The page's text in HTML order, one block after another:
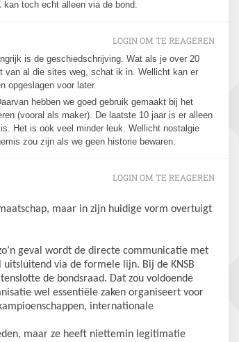
kan toch echt alleen via de bond.
is de geschiedschrijving. Wat als je over 20
van al die sites weg, schat ik in. Wellicht kan er
opgeslagen voor later.
hebben we goed gebruik gemaakt bij het
(vooral als maker). De laatste 10 jaar is er alleen
Het is ook veel minder leuk. Wellicht nostalgie
zou zijn als we geen historie bewaren.
LOGIN OM TE REAGEREN
maar in zijn huidige vorm overtuigt
geval wordt de directe communicatie met
via de formele lijn. Bij de KNSB
de bondsraad. Dat zou voldoende
wel essentiële zaken organiseert voor
internationale
maar ze heeft niettemin legitimatie
LOGIN OM TE REAGEREN